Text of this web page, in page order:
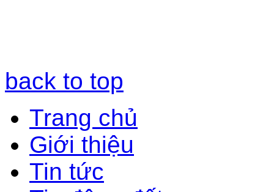
back to top
Trang chủ
Giới thiệu
Tin tức